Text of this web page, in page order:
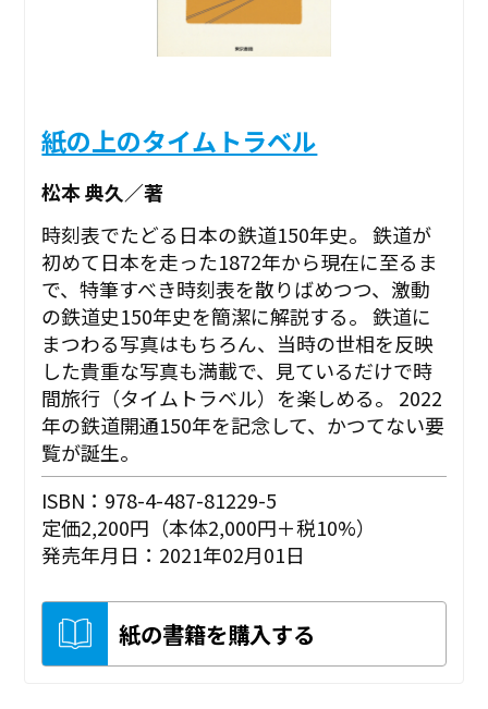
紙の上のタイムトラベル
松本 典久／著
時刻表でたどる日本の鉄道150年史。 鉄道が
初めて日本を走った1872年から現在に至るま
で、特筆すべき時刻表を散りばめつつ、激動
の鉄道史150年史を簡潔に解説する。 鉄道に
まつわる写真はもちろん、当時の世相を反映
した貴重な写真も満載で、見ているだけで時
間旅行（タイムトラベル）を楽しめる。 2022
年の鉄道開通150年を記念して、かつてない要
覧が誕生。
ISBN：978-4-487-81229-5
定価2,200円（本体2,000円＋税10%）
発売年月日：2021年02月01日
紙の書籍を購入する